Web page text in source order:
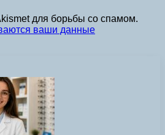
для борьбы со спамом.
ваши данные